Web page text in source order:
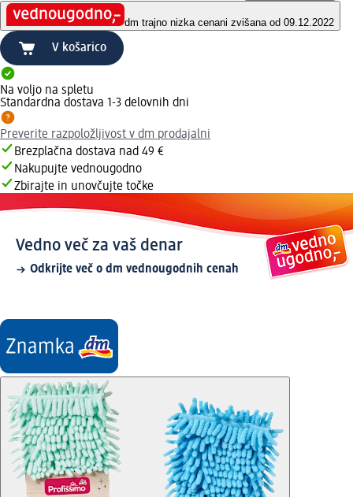
dm trajno nizka cenani zvišana od 09.12.2022
V košarico
Na voljo na spletu
Standardna dostava 1-3 delovnih dni
Preverite razpoložljivost v dm prodajalni
Brezplačna dostava nad 49 €
Nakupujte vednougodno
Zbirajte in unovčujte točke
Vedno več za vaš denar
Odkrijte več o dm vednougodnih cenah